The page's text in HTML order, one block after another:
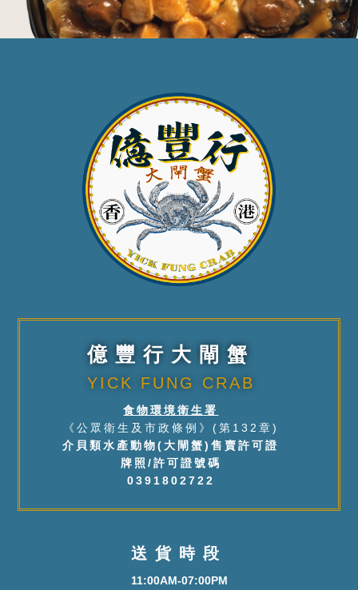
億豐行大閘蟹
YICK FUNG CRAB
食物環境衛生署
《公眾衛生及市政條例》(第132章)
介貝類水產動物(大閘蟹)售賣許可證
牌照/許可證號碼
0391802722
送貨時段
11:00AM-07:00PM